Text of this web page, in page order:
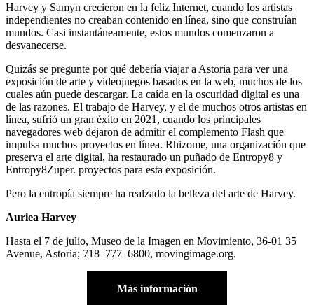
Harvey y Samyn crecieron en la feliz Internet, cuando los artistas
independientes no creaban contenido en línea, sino que construían
mundos. Casi instantáneamente, estos mundos comenzaron a
desvanecerse.
Quizás se pregunte por qué debería viajar a Astoria para ver una
exposición de arte y videojuegos basados ​​en la web, muchos de los
cuales aún puede descargar. La caída en la oscuridad digital es una
de las razones. El trabajo de Harvey, y el de muchos otros artistas en
línea, sufrió un gran éxito en 2021, cuando los principales
navegadores web dejaron de admitir el complemento Flash que
impulsa muchos proyectos en línea. Rhizome, una organización que
preserva el arte digital, ha restaurado un puñado de Entropy8 y
Entropy8Zuper. proyectos para esta exposición.
Pero la entropía siempre ha realzado la belleza del arte de Harvey.
Auriea Harvey
Hasta el 7 de julio, Museo de la Imagen en Movimiento, 36-01 35
Avenue, Astoria; 718–777–6800, movingimage.org.
Más información